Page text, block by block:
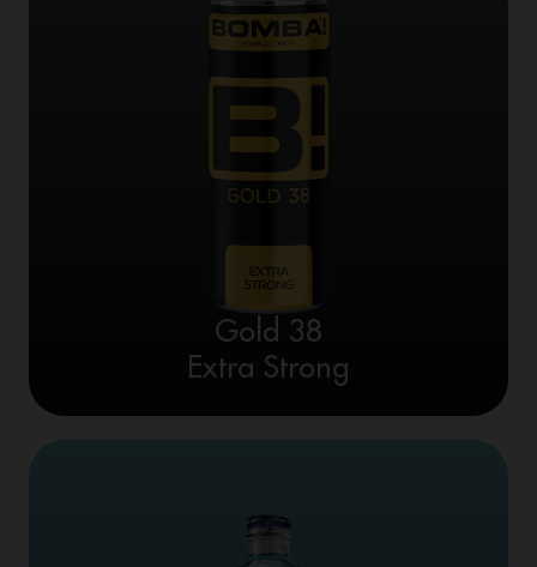
Gold 38
Extra Strong